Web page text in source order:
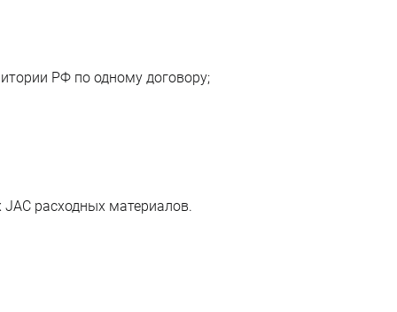
РФ по одному договору;
расходных материалов.